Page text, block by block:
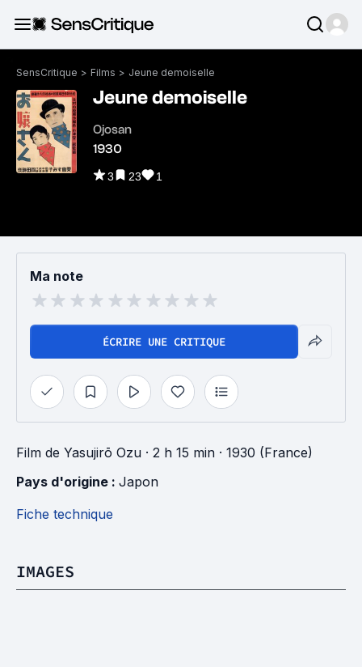
SensCritique > Films > Jeune demoiselle
Jeune demoiselle
Ojosan
1930
3 23 1
Ma note
ÉCRIRE UNE CRITIQUE
Film de Yasujirō Ozu · 2 h 15 min · 1930 (France)
Pays d'origine : Japon
Fiche technique
IMAGES